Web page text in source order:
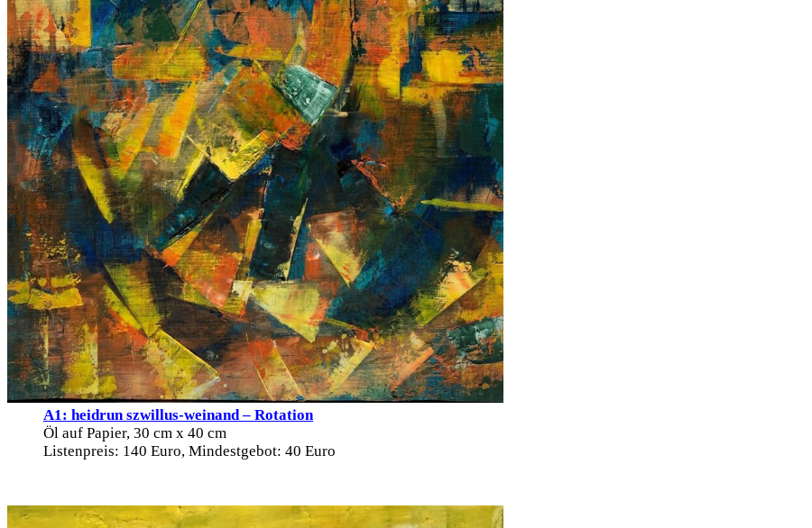
A1: heidrun szwillus-weinand – Rotation
Öl auf Papier, 30 cm x 40 cm
Listenpreis: 140 Euro, Mindestgebot: 40 Euro